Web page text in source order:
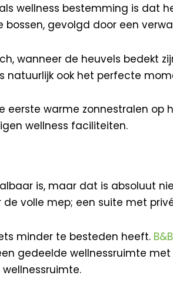
wellness bestemming is dat
bossen, gevolgd door een
wanneer de heuvels bedekt
natuurlijk ook het perfecte
warme zonnestralen op
wellness faciliteiten.
is, maar dat is absoluut
volle mep; een suite met
minder te besteden heeft. B&B
gedeelde wellnessruimte